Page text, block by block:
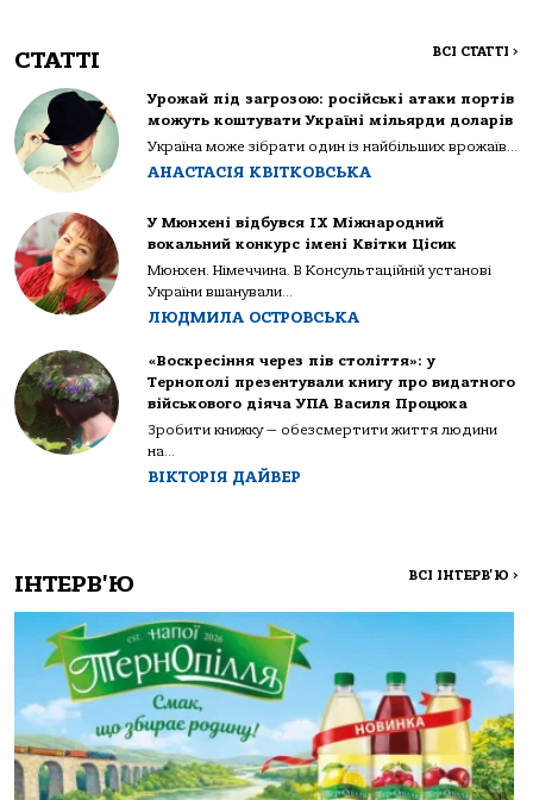
СТАТТІ ВСІ СТАТТІ >
Урожай під загрозою: російські атаки портів
можуть коштувати Україні мільярди доларів
Україна може зібрати один із найбільших врожаїв...
АНАСТАСІЯ КВІТКОВСЬКА
У Мюнхені відбувся IX Міжнародний
вокальний конкурс імені Квітки Цісик
Мюнхен. Німеччина. В Консультаційній установі
України вшанували...
ЛЮДМИЛА ОСТРОВСЬКА
«Воскресіння через пів століття»: у
Тернополі презентували книгу про видатного
військового діяча УПА Василя Процюка
Зробити книжку — обезсмертити життя людини
на...
ВІКТОРІЯ ДАЙВЕР
ІНТЕРВ'Ю ВСІ ІНТЕРВ'Ю >